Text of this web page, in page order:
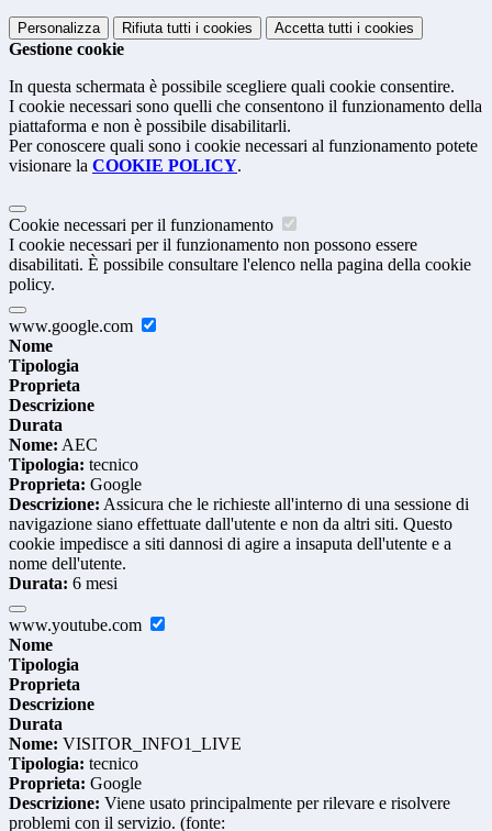
Personalizza Rifiuta tutti i cookies Accetta tutti i cookies
Gestione cookie
In questa schermata è possibile scegliere quali cookie consentire.
I cookie necessari sono quelli che consentono il funzionamento della
piattaforma e non è possibile disabilitarli.
Per conoscere quali sono i cookie necessari al funzionamento potete
visionare la COOKIE POLICY.
Cookie necessari per il funzionamento
I cookie necessari per il funzionamento non possono essere
disabilitati. È possibile consultare l'elenco nella pagina della cookie
policy.
www.google.com
Nome
Tipologia
Proprieta
Descrizione
Durata
Nome: AEC
Tipologia: tecnico
Proprieta: Google
Descrizione: Assicura che le richieste all'interno di una sessione di
navigazione siano effettuate dall'utente e non da altri siti. Questo
cookie impedisce a siti dannosi di agire a insaputa dell'utente e a
nome dell'utente.
Durata: 6 mesi
www.youtube.com
Nome
Tipologia
Proprieta
Descrizione
Durata
Nome: VISITOR_INFO1_LIVE
Tipologia: tecnico
Proprieta: Google
Descrizione: Viene usato principalmente per rilevare e risolvere
problemi con il servizio. (fonte: